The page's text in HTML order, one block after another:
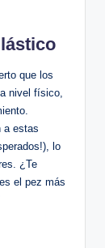
que los
nivel físico,
a estas
lo
¿Te
el pez más